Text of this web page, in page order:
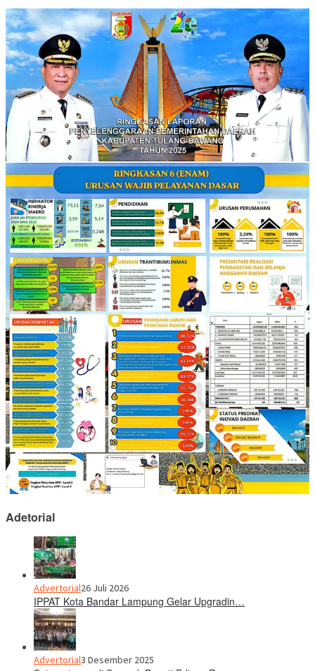
Adetorial
Advertorial26 Juli 2026
IPPAT Kota Bandar Lampung Gelar Upgradin…
Advertorial3 Desember 2025